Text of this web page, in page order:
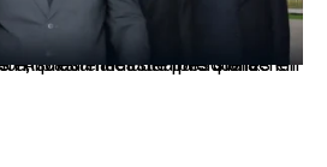
fuerte presencia en Áncash mediante inversiones en comercio, educación, salud e industria pesquera.